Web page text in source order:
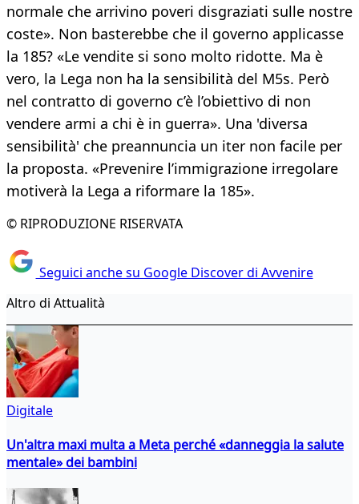
normale che arrivino poveri disgraziati sulle nostre
coste». Non basterebbe che il governo applicasse
la 185? «Le vendite si sono molto ridotte. Ma è
vero, la Lega non ha la sensibilità del M5s. Però
nel contratto di governo c’è l’obiettivo di non
vendere armi a chi è in guerra». Una 'diversa
sensibilità' che preannuncia un iter non facile per
la proposta. «Prevenire l’immigrazione irregolare
motiverà la Lega a riformare la 185».
© RIPRODUZIONE RISERVATA
Seguici anche su Google Discover di Avvenire
Altro di Attualità
Digitale
Un'altra maxi multa a Meta perché «danneggia la salute
mentale» dei bambini